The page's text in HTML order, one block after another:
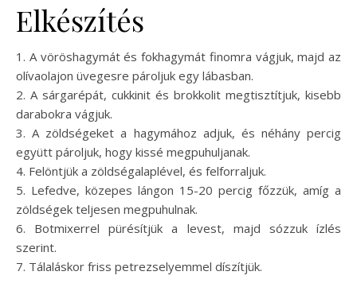
Elkészítés
1. A vöröshagymát és fokhagymát finomra vágjuk, majd az
olívaolajon üvegesre pároljuk egy lábasban.
2. A sárgarépát, cukkinit és brokkolit megtisztítjuk, kisebb
darabokra vágjuk.
3. A zöldségeket a hagymához adjuk, és néhány percig
együtt pároljuk, hogy kissé megpuhuljanak.
4. Felöntjük a zöldségalaplével, és felforraljuk.
5. Lefedve, közepes lángon 15-20 percig főzzük, amíg a
zöldségek teljesen megpuhulnak.
6. Botmixerrel pürésítjük a levest, majd sózzuk ízlés
szerint.
7. Tálaláskor friss petrezselyemmel díszítjük.